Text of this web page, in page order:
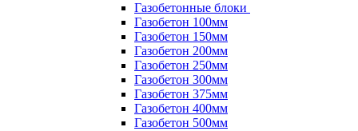
Газобетонные блоки
Газобетон 100мм
Газобетон 150мм
Газобетон 200мм
Газобетон 250мм
Газобетон 300мм
Газобетон 375мм
Газобетон 400мм
Газобетон 500мм